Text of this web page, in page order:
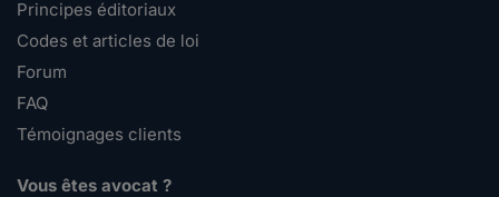
Principes éditoriaux
Codes et articles de loi
Forum
FAQ
Témoignages clients
Vous êtes avocat ?